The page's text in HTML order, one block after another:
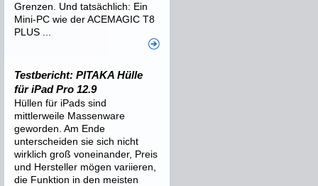
Grenzen. Und tatsächlich: Ein
Mini-PC wie der ACEMAGIC T8
PLUS ...
Testbericht: PITAKA Hülle
für iPad Pro 12.9
Hüllen für iPads sind
mittlerweile Massenware
geworden. Am Ende
unterscheiden sie sich nicht
wirklich groß voneinander, Preis
und Hersteller mögen variieren,
die Funktion in den meisten